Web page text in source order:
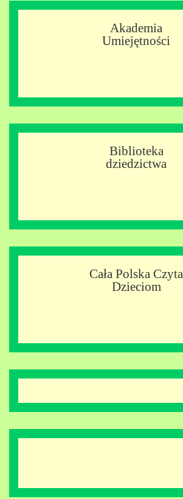
Akademia
Umiejętności
Biblioteka
dziedzictwa
Cała Polska Czyta
Dzieciom